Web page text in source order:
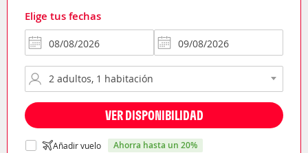
Elige tus fechas
VER DISPONIBILIDAD
Añadir vuelo ahorra hasta un 20%